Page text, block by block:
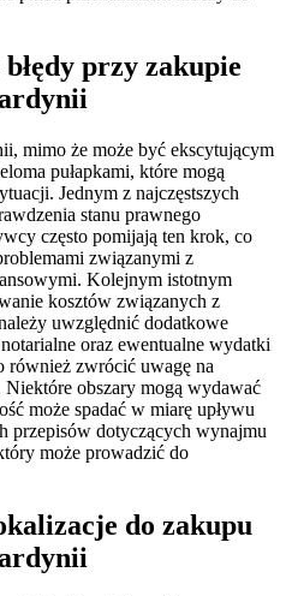
przy zakupie
mimo że może być ekscytującym
pułapkami, które mogą
Jednym z najczęstszych
stanu prawnego
często pomijają ten krok, co
związanymi z
Kolejnym istotnym
kosztów związanych z
uwzględnić dodatkowe
oraz ewentualne wydatki
również zwrócić uwagę na
obszary mogą wydawać
może spadać w miarę upływu
przepisów dotyczących wynajmu
może prowadzić do
do zakupu